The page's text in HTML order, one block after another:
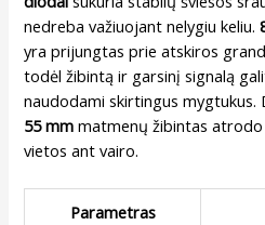
nedreba važiuojant nelygiu keliu.
yra prijungtas prie atskiros
todėl žibintą ir garsinį signalą
naudodami skirtingus mygtukus.
55 mm matmenų žibintas
vietos ant vairo.
Parametras